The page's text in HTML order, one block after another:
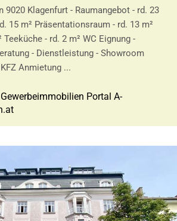
9020 Klagenfurt - Raumangebot - rd. 23
15 m² Präsentationsraum - rd. 13 m²
- rd. 2 m² WC Eignung -
- Dienstleistung - Showroom
Anmietung ...
Portal A-